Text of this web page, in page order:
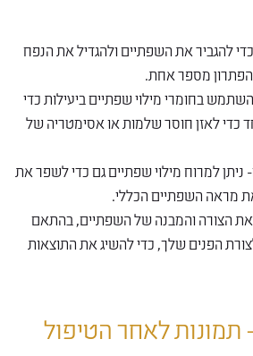
להגביר את השפתיים ולהגדיל את הנפח
הפתרון מספר אחת.
בחומרי מילוי שפתיים ביעילות כדי
כדי לאזן חוסר שלמות או אסימטריה של
למרוח מילוי שפתיים גם כדי לשפר את
מראה השפתיים הכללי.
את הצורה והמבנה של השפתיים, בהתאם
הפנים שלך, כדי להשיג את התוצאות
תמונות לאחר הטיפול